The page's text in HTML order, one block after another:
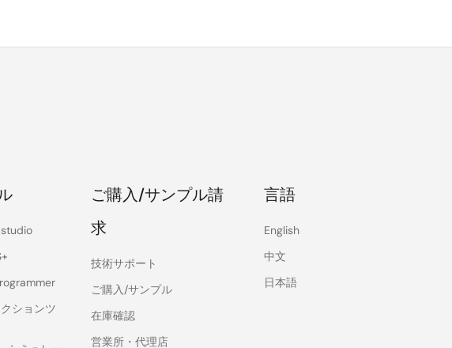
studio
ションツ
ご購入/サンプル請
求
技術サポート
ご購入/サンプル
在庫確認
営業所・代理店
言語
English
中文
日本語